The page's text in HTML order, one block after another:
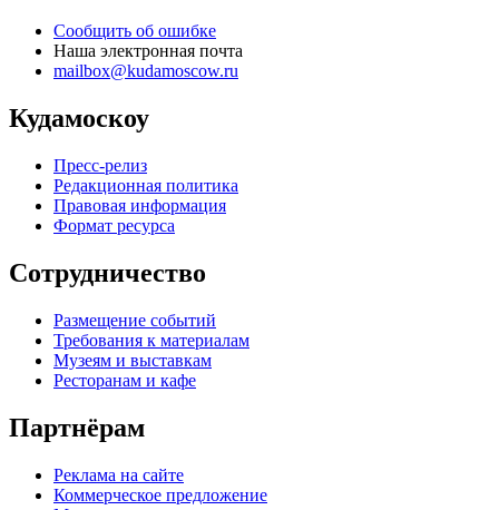
Сообщить об ошибке
Наша электронная почта
mailbox@kudamoscow.ru
Кудамоскоу
Пресс-релиз
Редакционная политика
Правовая информация
Формат ресурса
Сотрудничество
Размещение событий
Требования к материалам
Музеям и выставкам
Ресторанам и кафе
Партнёрам
Реклама на сайте
Коммерческое предложение